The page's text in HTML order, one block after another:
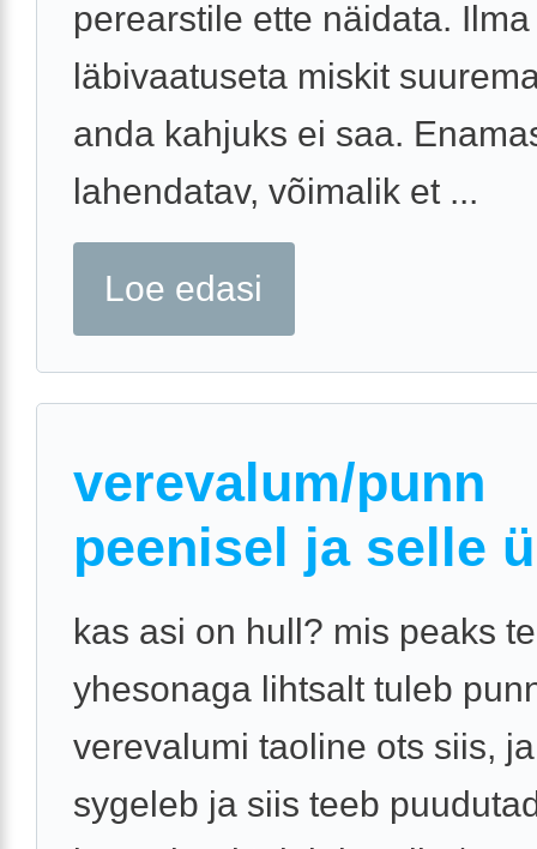
perearstile ette näidata. Ilma
läbivaatuseta miskit
anda kahjuks ei saa.
lahendatav, võimalik et ...
Loe edasi
verevalum/punn
peenisel ja selle
kas asi on hull? mis peaks
yhesonaga lihtsalt tuleb
verevalumi taoline ots siis,
sygeleb ja siis teeb